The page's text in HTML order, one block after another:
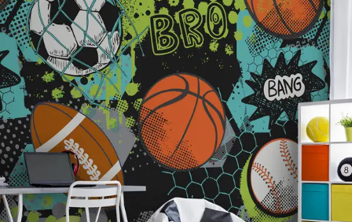
Formát obrázka
Farba
Smart
Obnovenie všetkého